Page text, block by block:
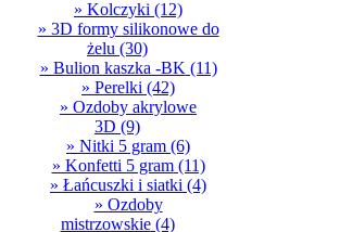
» Kolczyki (12)
» 3D formy silikonowe do
żelu (30)
» Bulion kaszka -BK (11)
» Perelki (42)
» Ozdoby akrylowe
3D (9)
» Nitki 5 gram (6)
» Konfetti 5 gram(11)
» Łańcuszki i siatki (4)
» Ozdoby
mistrzowskie(4)